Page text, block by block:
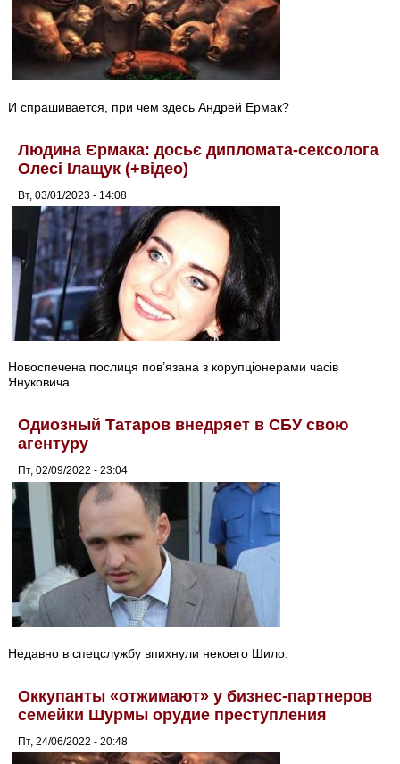
И спрашивается, при чем здесь Андрей Ермак?
Людина Єрмака: досьє дипломата-сексолога
Олесі Ілащук (+відео)
Вт, 03/01/2023 - 14:08
Новоспечена послиця пов’язана з корупціонерами часів
Януковича.
Одиозный Татаров внедряет в СБУ свою
агентуру
Пт, 02/09/2022 - 23:04
Недавно в спецслужбу впихнули некоего Шило.
Оккупанты «отжимают» у бизнес-партнеров
семейки Шурмы орудие преступления
Пт, 24/06/2022 - 20:48